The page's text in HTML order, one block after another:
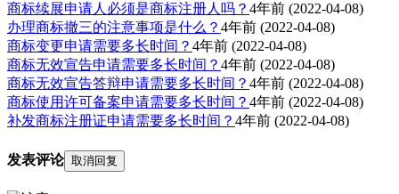
商标续展申请人必须是商标注册人吗？ 4年前 (2022-04-08)
办理商标撤三的注意事项是什么？ 4年前 (2022-04-08)
商标变更申请需要多长时间？ 4年前 (2022-04-08)
商标无效宣告申请需要多长时间？ 4年前 (2022-04-08)
商标无效宣告答辩申请需要多长时间？ 4年前 (2022-04-08)
商标使用许可备案申请需要多长时间？ 4年前 (2022-04-08)
补发商标注册证申请需要多长时间？ 4年前 (2022-04-08)
发表评论 取消回复